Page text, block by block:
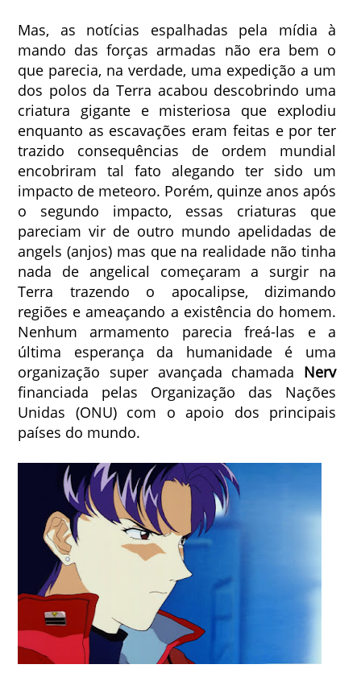
Mas, as notícias espalhadas pela mídia à
mando das forças armadas não era bem o
que parecia, na verdade, uma expedição a um
dos polos da Terra acabou descobrindo uma
criatura gigante e misteriosa que explodiu
enquanto as escavações eram feitas e por ter
trazido consequências de ordem mundial
encobriram tal fato alegando ter sido um
impacto de meteoro. Porém, quinze anos após
o segundo impacto, essas criaturas que
pareciam vir de outro mundo apelidadas de
angels (anjos) mas que na realidade não tinha
nada de angelical começaram a surgir na
Terra trazendo o apocalipse, dizimando
regiões e ameaçando a existência do homem.
Nenhum armamento parecia freá-las e a
última esperança da humanidade é uma
organização super avançada chamada Nerv
financiada pelas Organização das Nações
Unidas (ONU) com o apoio dos principais
países do mundo.